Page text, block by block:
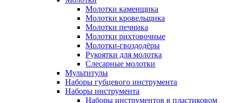
Молотки каменщика
Молотки кровельщика
Молотки печника
Молотки рихтовочные
Молотки-гвоздодёры
Рукоятки для молотка
Слесарные молотки
Мультитулы
Наборы губцевого инструмента
Наборы инструмента
Наборы инструментов в пластиковом